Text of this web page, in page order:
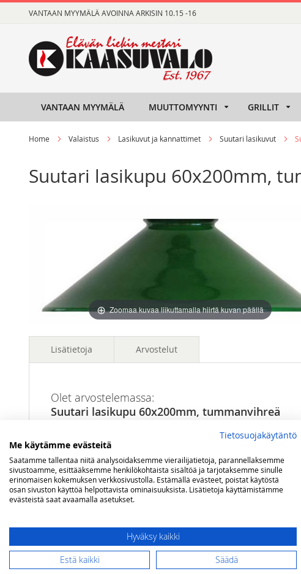
to
VANTAAN MYYMÄLÄ AVOINNA ARKISIN 10.15 -16
VANTAAN MYYMÄLÄ MUUTTOMYYNTI GRILLIT
Home Valaistus Lasikuvut ja kannattimet Suutari lasikuvut
Suutari lasikupu 60x200mm,
Zoomaa kuvaa liikuttamalla hiirtä kuvan päällä
Lisätietoja
Kiinnityshalkaisija
60 mm
Korkeus
70 mm
Arvostelut
Olet arvostelemassa:
Suutari lasikupu 60x200mm, tummanvihreä
Arviosi
Rating
1
star
2
stars
3
stars
4
stars
5
stars
Nimimerkki
Tietosuojakäytäntö
Me käytämme evästeitä
Saatamme tallentaa niitä analysoidaksemme vierailijatietoja, parannellaksemme
sivustoamme, esittääksemme henkilökohtaista sisältöä ja tarjotaksemme sinulle
erinomaisen kokemuksen verkkosivustolla. Estämällä evästeet, poistat käytöstä
osan sivuston käyttöä helpottavista ominaisuuksista. Lisätietoja käyttämistämme
evästeistä saat avaamalla asetukset.
Hyväksy kaikki
Estä kaikki Säädä